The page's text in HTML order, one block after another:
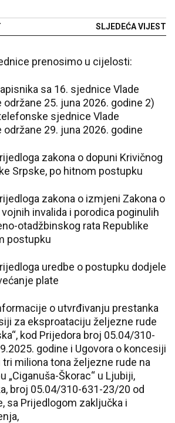
SLJEDEĆA VIJEST
prenosimo u cijelosti:
sa 16. sjednice Vlade
održane 25. juna 2026. godine 2)
sjednice Vlade
održane 29. juna 2026. godine
zakona o dopuni Krivičnog
Srpske, po hitnom postupku
zakona o izmjeni Zakona o
invalida i porodica poginulih
otadžbinskog rata Republike
postupku
uredbe o postupku dodjele
plate
o utvrđivanju prestanka
za eksproataciju željezne rude
kod Prijedora broj 05.04/310-
godine i Ugovora o koncesiji
miliona tona željezne rude na
„Ciganuša-Škorac“ u Ljubiji,
broj 05.04/310-631-23/20 od
sa Prijedlogom zaključka i